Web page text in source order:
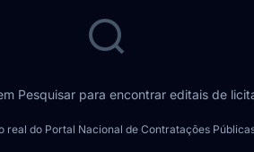
Pesquisar para encontrar editais de
real do Portal Nacional de Contratações